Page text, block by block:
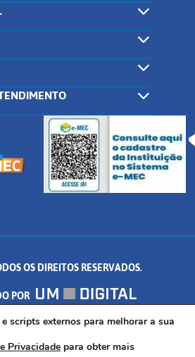
ferramentas
OS DIREITOS RESERVADOS.
POR
328 - PALMEIRAS, FORMIGA/MG - CEP:
35.574.530
scripts externos para melhorar a sua
Privacidade para obter mais